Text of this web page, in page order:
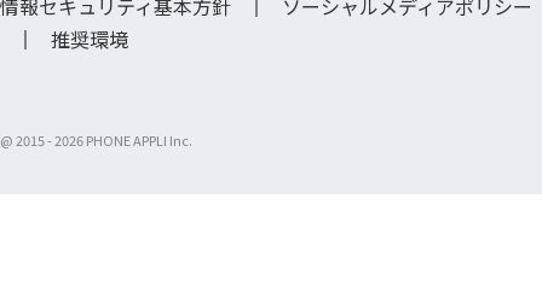
情報セキュリティ基本方針
ソーシャルメディアポリシー
推奨環境
@ 2015 -2026 PHONE APPLI Inc.